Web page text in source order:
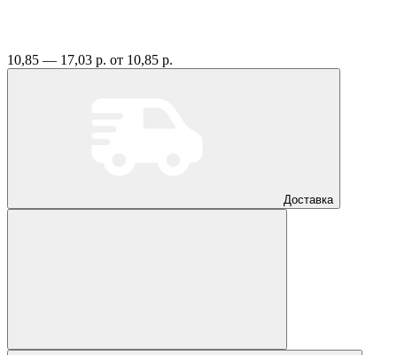
10,85 — 17,03 р. от 10,85 р.
Доставка